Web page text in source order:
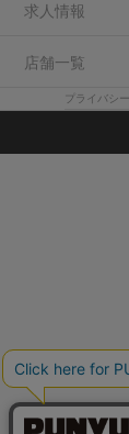
求人情報
店舗一覧
プライバシ